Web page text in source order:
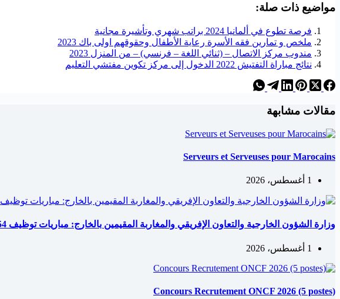
مواضيع ذات صلة:
فرصة تطوع في ألمانيا 2024 براتب شهري وتأشيرة مجانية
ملخص و تمارين فقه الأسرة رعاية الأطفال وحقوقهم اولى باك 2023
مندوب مركز الاتصال – (ثنائي اللغة – فرنسي) – من المنزل 2023
نتائج مباراة التفتيش 2022 الدخول إلى مركز تكوين مفتشي التعليم
مقالات مشابهة
Serveurs et Serveuses pour Marocains
1 أغسطس، 2026
وزارة الشؤون الخارجية والتعاون الإفريقي والمغاربة المقيمين بالخارج: مباريات توظيف 154 منصبًا
1 أغسطس، 2026
Concours Recrutement ONCF 2026 (5 postes)